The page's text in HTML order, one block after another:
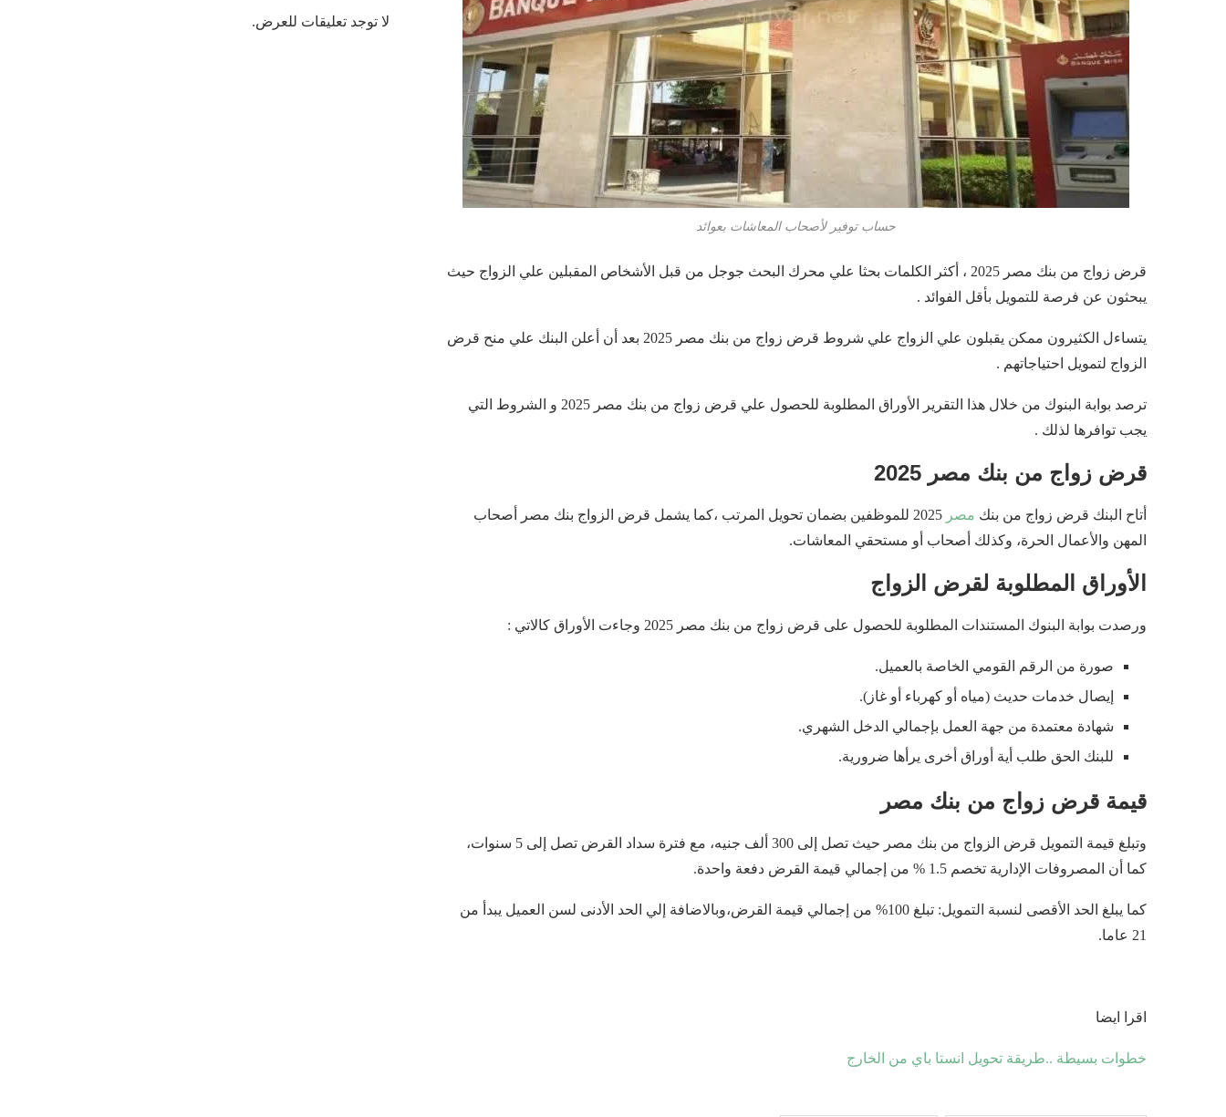
حساب توفير لأصحاب المعاشات بعوائد
قرض زواج من بنك مصر 2025 ، أكثر الكلمات بحثا علي محرك البحث جوجل من قبل الأشخاص المقبلين علي الزواج حيث
يبحثون عن فرصة للتمويل بأقل الفوائد .
يتساءل الكثيرون ممكن يقبلون علي الزواج علي شروط قرض زواج من بنك مصر 2025 بعد أن أعلن البنك علي منح قرض
الزواج لتمويل احتياجاتهم .
ترصد بوابة البنوك من خلال هذا التقرير الأوراق المطلوبة للحصول علي قرض زواج من بنك مصر 2025 و الشروط التي
يجب توافرها لذلك .
قرض زواج من بنك مصر 2025
أتاح البنك قرض زواج من بنك مصر
2025 للموظفين بضمان تحويل المرتب ،كما يشمل قرض الزواج بنك مصر أصحاب
المهن والأعمال الحرة، وكذلك أصحاب أو مستحقي المعاشات.
الأوراق المطلوبة لقرض الزواج
ورصدت بوابة البنوك المستندات المطلوبة للحصول على قرض زواج من بنك مصر 2025 وجاءت الأوراق كالاتي :
صورة من الرقم القومي الخاصة بالعميل.
إيصال خدمات حديث (مياه أو كهرباء أو غاز).
شهادة معتمدة من جهة العمل بإجمالي الدخل الشهري.
للبنك الحق طلب أية أوراق أخرى يرأها ضرورية.
قيمة قرض زواج من بنك مصر
وتبلغ قيمة التمويل قرض الزواج من بنك مصر حيث تصل إلى 300 ألف جنيه، مع فترة سداد القرض تصل إلى 5 سنوات،
كما أن المصروفات الإدارية تخصم 1.5 % من إجمالي قيمة القرض دفعة واحدة.
كما يبلغ الحد الأقصى لنسبة التمويل: تبلغ 100% من إجمالي قيمة القرض،وبالاضافة إلي الحد الأدنى لسن العميل يبدأ من
21 عاما.
اقرا ايضا
خطوات بسيطة ..طريقة تحويل انستا باي من الخارج
لا توجد تعليقات للعرض.